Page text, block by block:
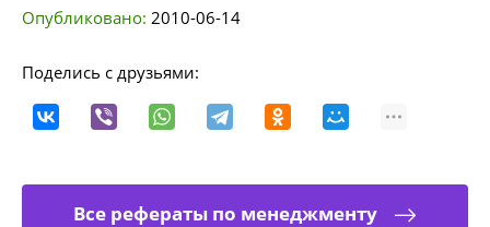
Опубликовано: 2010-06-14
Поделись с друзьями:
Все рефераты по менеджменту